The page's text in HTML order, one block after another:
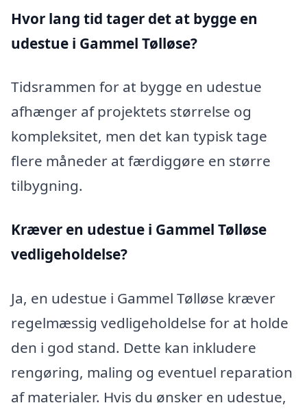
Hvor lang tid tager det at bygge en
udestue i Gammel Tølløse?
Tidsrammen for at bygge en udestue
afhænger af projektets størrelse og
kompleksitet, men det kan typisk tage
flere måneder at færdiggøre en større
tilbygning.
Kræver en udestue i Gammel Tølløse
vedligeholdelse?
Ja, en udestue i Gammel Tølløse kræver
regelmæssig vedligeholdelse for at holde
den i god stand. Dette kan inkludere
rengøring, maling og eventuel reparation
af materialer. Hvis du ønsker en udestue,